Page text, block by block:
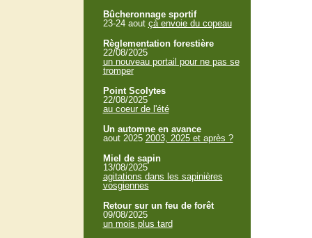
Bûcheronnage sportif
23-24 aout çà envoie du copeau
Règlementation forestière
22/08/2025
un nouveau portail pour ne pas se
tromper
Point Scolytes
22/08/2025
au coeur de l'été
Un automne en avance
aout 2025 2003, 2025 et après ?
Miel de sapin
13/08/2025
agitations dans les sapinières
vosgiennes
Retour sur un feu de forêt
09/08/2025
un mois plus tard